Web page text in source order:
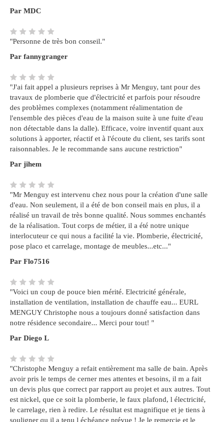
Par MDC
"Personne de très bon conseil."
Par fannygranger
"J'ai fait appel a plusieurs reprises à Mr Menguy, tant pour des
travaux de plomberie que d'électricité et parfois pour résoudre
des problèmes complexes (notamment réalimentation de
l'ensemble des pièces d'eau de la maison suite à une fuite d'eau
non détectable dans la dalle). Efficace, voire inventif quant aux
solutions à apporter, réactif et à l'écoute du client, ses tarifs sont
raisonnables. Je le recommande sans aucune restriction"
Par jihem
"Mr Menguy est intervenu chez nous pour la création d'une salle
d'eau. Non seulement, il a été de bon conseil mais en plus, il a
réalisé un travail de très bonne qualité. Nous sommes enchantés
de la réalisation. Tout corps de métier, il a été notre unique
interlocuteur ce qui nous a facilité la vie. Plomberie, électricité,
pose placo et carrelage, montage de meubles...etc..."
Par Flo7516
"Voici un coup de pouce bien mérité. Electricité générale,
installation de ventilation, installation de chauffe eau... EURL
MENGUY Christophe nous a toujours donné satisfaction dans
notre résidence secondaire... Merci pour tout! "
Par Diego L
"Christophe Menguy a refait entièrement ma salle de bain. Après
avoir pris le temps de cerner mes attentes et besoins, il m a fait
un devis plus que correct par rapport au projet et aux autres. Tout
est nickel, que ce soit la plomberie, le faux plafond, l électricité,
le carrelage, rien à redire. Le résultat est magnifique et je tiens à
souligner qu il a tenu l échéance prévue ! Je le remercie et le